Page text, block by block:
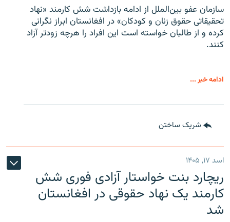
سازمان عفو بین‌الملل از ادامه بازداشت شش کارمند «نهاد
تحقیقاتی حقوق زنان و کودکان» در افغانستان ابراز نگرانی
کرده و از طالبان خواسته است این افراد را هرچه زودتر آزاد
کنند.
ادامه خبر ...
شریک ساختن
اسد ۱۷, ۱۴۰۵
ریچارد بنت خواستار آزادی فوری شش
کارمند یک نهاد حقوقی در افغانستان
شد